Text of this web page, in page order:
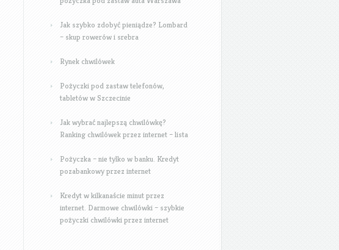
Jak szybko zdobyć pieniądze? Lombard
– skup rowerów i srebra
Rynek chwilówek
Pożyczki pod zastaw telefonów,
tabletów w Szczecinie
Jak wybrać najlepszą chwilówkę?
Ranking chwilówek przez internet – lista
Pożyczka – nie tylko w banku. Kredyt
pozabankowy przez internet
Kredyt w kilkanaście minut przez
internet. Darmowe chwilówki – szybkie
pożyczki chwilówki przez internet